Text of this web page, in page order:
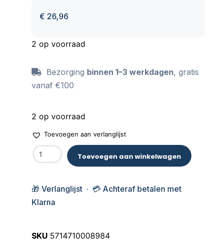
Dood.
€ 26,96
2 op voorraad
Bezorging binnen 1–3 werkdagen, gratis
vanaf €100
2 op voorraad
Toevoegen aan verlanglijst
Toevoegen aan winkelwagen
🎁 Verlanglijst · 💳 Achteraf betalen met
Klarna
SKU 5714710008984